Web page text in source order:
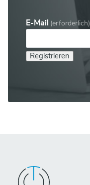
E-Mail (erforderlich)
Registrieren